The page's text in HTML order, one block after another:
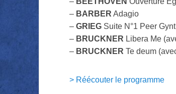
– BARBER Adagio
– GRIEGSuite N°1 Peer Gynt
– BRUCKNER Libera Me
– BRUCKNER Te deum
> Réécouter le programme